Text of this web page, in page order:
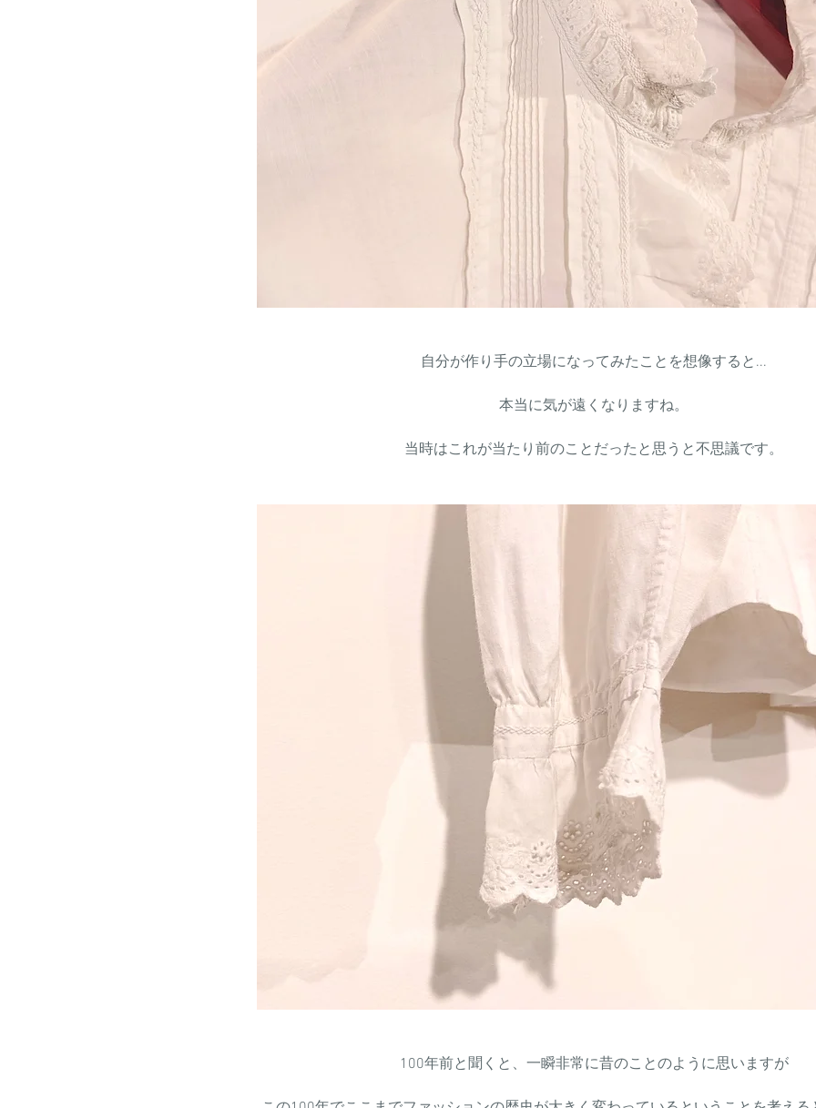
自分が作り手の立場になってみたことを想像すると...
本当に気が遠くなりますね。
当時はこれが当たり前のことだったと思うと不思議です。
100年前と聞くと、一瞬非常に昔のことのように思いますが